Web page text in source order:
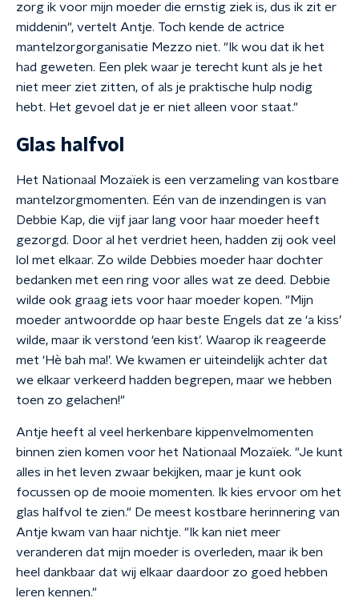
zorg ik voor mijn moeder die ernstig ziek is, dus ik zit er
middenin", vertelt Antje. Toch kende de actrice
mantelzorgorganisatie Mezzo niet. "Ik wou dat ik het
had geweten. Een plek waar je terecht kunt als je het
niet meer ziet zitten, of als je praktische hulp nodig
hebt. Het gevoel dat je er niet alleen voor staat."
Glas halfvol
Het Nationaal Mozaïek is een verzameling van kostbare
mantelzorgmomenten. Eén van de inzendingen is van
Debbie Kap, die vijf jaar lang voor haar moeder heeft
gezorgd. Door al het verdriet heen, hadden zij ook veel
lol met elkaar. Zo wilde Debbies moeder haar dochter
bedanken met een ring voor alles wat ze deed. Debbie
wilde ook graag iets voor haar moeder kopen. "Mijn
moeder antwoordde op haar beste Engels dat ze ‘a kiss’
wilde, maar ik verstond ‘een kist’. Waarop ik reageerde
met ‘Hè bah ma!’. We kwamen er uiteindelijk achter dat
we elkaar verkeerd hadden begrepen, maar we hebben
toen zo gelachen!"
Antje heeft al veel herkenbare kippenvelmomenten
binnen zien komen voor het Nationaal Mozaïek. "Je kunt
alles in het leven zwaar bekijken, maar je kunt ook
focussen op de mooie momenten. Ik kies ervoor om het
glas halfvol te zien." De meest kostbare herinnering van
Antje kwam van haar nichtje. "Ik kan niet meer
veranderen dat mijn moeder is overleden, maar ik ben
heel dankbaar dat wij elkaar daardoor zo goed hebben
leren kennen."